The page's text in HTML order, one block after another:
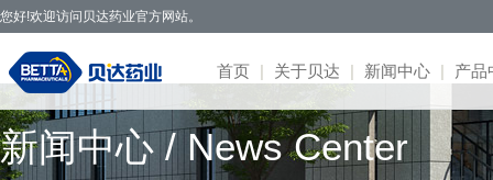
您好!欢迎访问贝达药业官方网站。
首页 | 关于贝达 | 新闻中心 | 产品
贝达药业秉承开拓创新、造福于民的发
展理念，致力于通过新药研发，努力实现创
· 公司简介
· 公司新闻
· 凯美纳
· 研发体系
· 园区概况
· 项目简介
· 公司公告
· 社会招聘
· 联系方式
新闻中心 / News Center